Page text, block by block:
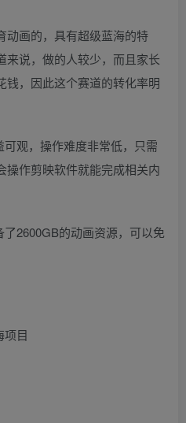
动画的，具有超级蓝海的特
来说，做的人较少，而且家长
钱，因此这个赛道的转化率明
观，操作难度非常低，只需
操作剪映软件就能完成相关内
2600GB的动画资源，可以免
项目